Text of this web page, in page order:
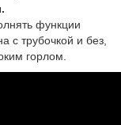
функции
с трубочкой и без,
горлом.